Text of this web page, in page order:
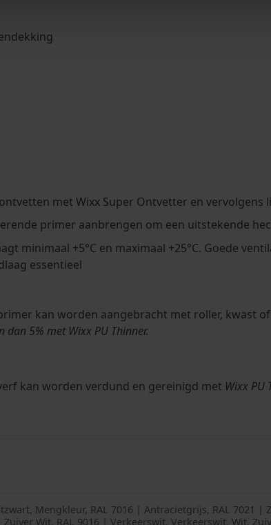
met Wixx Super Ontvetter en vervolgens
primer aanbrengen om een uitstekende
minimaal +5°C en maximaal +25°C. Goede
essentieel
kan worden aangebracht met roller, kwast
5% met Wixx PU Thinner.
kan worden verdund en gereinigd met Wixx PU
Mengkleur, RAL 7016 | Antracietgrijs, RAL 7021 |
Wit, RAL 9016 | Verkeerswit, Verkeerswit, Wit,